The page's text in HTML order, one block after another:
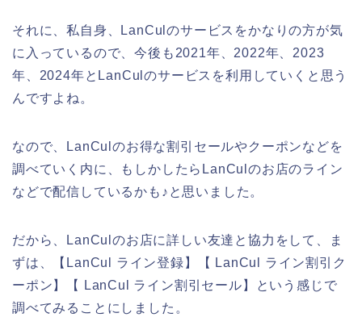
それに、私自身、LanCulのサービスをかなりの方が気
に入っているので、今後も2021年、2022年、2023
年、2024年とLanCulのサービスを利用していくと思う
んですよね。
なので、LanCulのお得な割引セールやクーポンなどを
調べていく内に、もしかしたらLanCulのお店のライン
などで配信しているかも♪と思いました。
だから、LanCulのお店に詳しい友達と協力をして、ま
ずは、【LanCul ライン登録】【 LanCul ライン割引ク
ーポン】【 LanCul ライン割引セール】という感じで
調べてみることにしました。